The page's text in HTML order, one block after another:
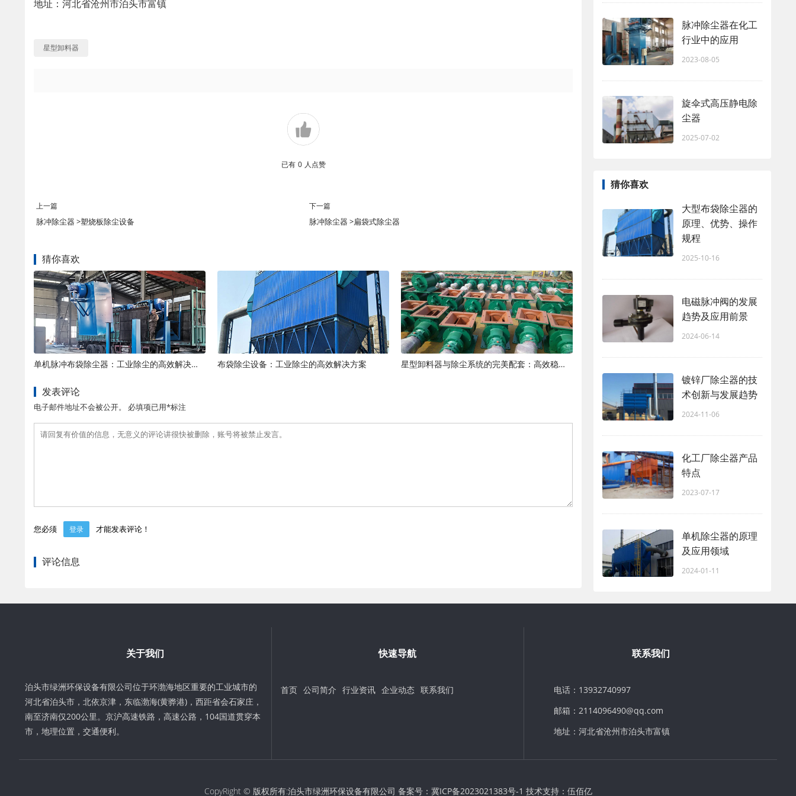
地址：河北省沧州市泊头市富镇
星型卸料器
已有 0 人点赞
上一篇
脉冲除尘器 >塑烧板除尘设备
下一篇
脉冲除尘器 >扁袋式除尘器
猜你喜欢
单机脉冲布袋除尘器：工业除尘的高效解决方案 布袋除尘设备：工业除尘的高效解决方案 星型卸料器与除尘系统的完美配套：高效稳定的粉尘治理解决方案
发表评论
电子邮件地址不会被公开。 必填项已用*标注
您必须 登录 才能发表评论！
评论信息
脉冲除尘器在化工
行业中的应用
2023-08-05
旋伞式高压静电除
尘器
2025-07-02
猜你喜欢
大型布袋除尘器的
原理、优势、操作
规程
2025-10-16
电磁脉冲阀的发展
趋势及应用前景
2024-06-14
镀锌厂除尘器的技
术创新与发展趋势
2024-11-06
化工厂除尘器产品
特点
2023-07-17
单机除尘器的原理
及应用领域
2024-01-11
关于我们
泊头市绿洲环保设备有限公司位于环渤海地区重要的工业城市的
河北省泊头市，北依京津，东临渤海(黄骅港)，西距省会石家庄，
南至济南仅200公里。京沪高速铁路，高速公路，104国道贯穿本
市，地理位置，交通便利。
快速导航
首页 公司简介 行业资讯 企业动态 联系我们
联系我们
电话：13932740997
邮箱：2114096490@qq.com
地址：河北省沧州市泊头市富镇
CopyRight © 版权所有:泊头市绿洲环保设备有限公司 备案号： 冀ICP备2023021383号-1 技术支持： 伍佰亿